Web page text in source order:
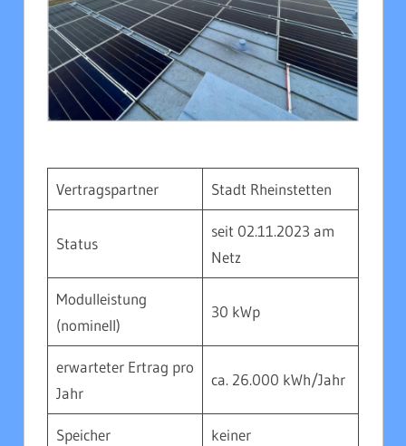
Vertragspartner Stadt Rheinstetten
Status
seit 02.11.2023 am
Netz
Modulleistung
(nominell)
30 kWp
erwarteter Ertrag pro
Jahr
ca. 26.000 kWh/Jahr
Speicher keiner